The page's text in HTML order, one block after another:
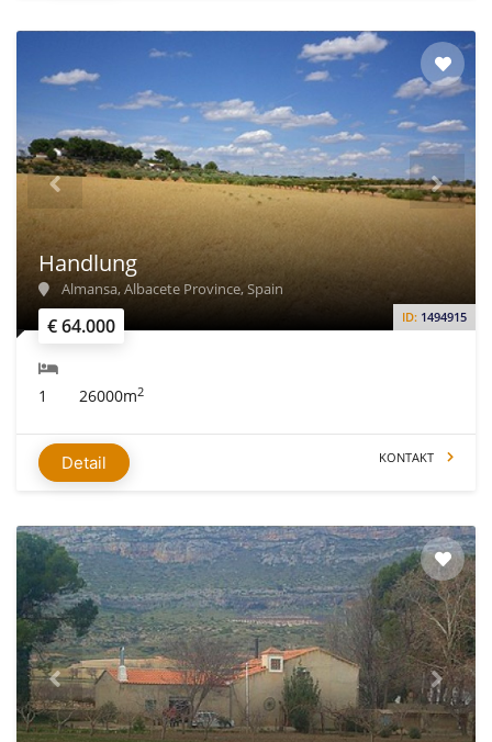
€ 64.000 ID: 1494915
Handlung
Almansa, Albacete Province, Spain
1 26000m2
Detail KONTAKT